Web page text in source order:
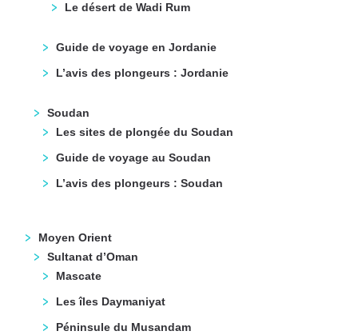
Le désert de Wadi Rum
Guide de voyage en Jordanie
L’avis des plongeurs : Jordanie
Soudan
Les sites de plongée du Soudan
Guide de voyage au Soudan
L’avis des plongeurs : Soudan
Moyen Orient
Sultanat d’Oman
Mascate
Les îles Daymaniyat
Péninsule du Musandam